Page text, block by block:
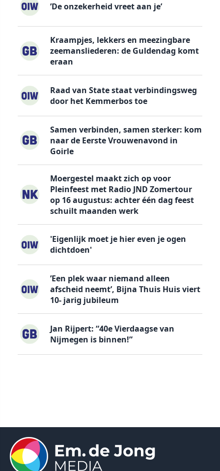
’De onzekerheid vreet aan je’
Kraampjes, lekkers en meezingbare
zeemansliederen: de Guldendag komt
eraan
Raad van State staat verbindingsweg
door het Kemmerbos toe
Samen verbinden, samen sterker: kom
naar de Eerste Vrouwenavond in
Goirle
Moergestel maakt zich op voor
Pleinfeest met Radio JND Zomertour
op 16 augustus: achter één dag feest
schuilt maanden werk
'Eigenlijk moet je hier even je ogen
dichtdoen'
’Een plek waar niemand alleen
afscheid neemt’, Bijna Thuis Huis viert
10- jarig jubileum
Jan Rijpert: “40e Vierdaagse van
Nijmegen is binnen!”